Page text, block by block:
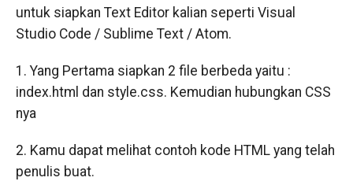
untuk siapkan Text Editor kalian seperti Visual
Studio Code / Sublime Text / Atom.
1. Yang Pertama siapkan 2 file berbeda yaitu :
index.html dan style.css. Kemudian hubungkan CSS
nya
2. Kamu dapat melihat contoh kode HTML yang telah
penulis buat.